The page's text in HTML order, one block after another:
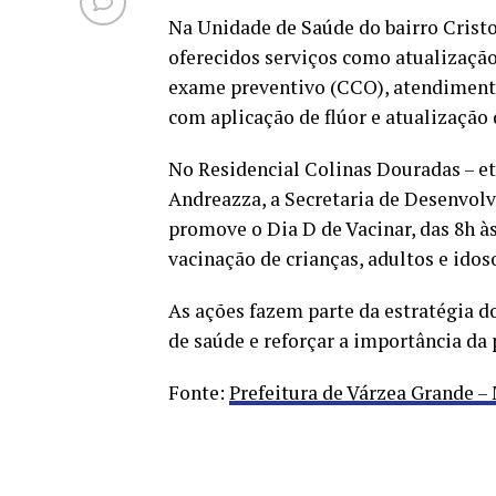
Na Unidade de Saúde do bairro
oferecidos serviços como
exame preventivo (CCO),
com aplicação de flúor e atualização
No Residencial Colinas Douradas –
Andreazza, a Secretaria de
promove o Dia D de Vacinar, das 8h
vacinação de crianças, adultos e
As ações fazem parte da estratégia
de saúde e reforçar a importância da
Fonte: Prefeitura de Várzea Grande –